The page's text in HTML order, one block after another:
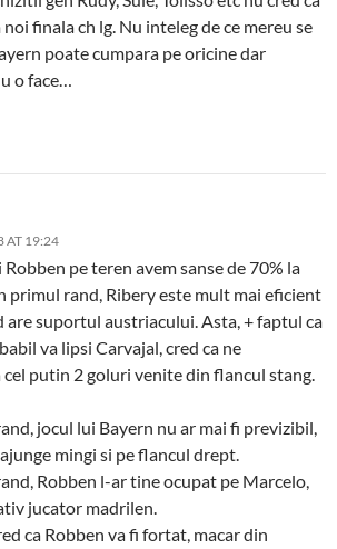
finala ch lg. Nu inteleg de ce mereu se
poate cumpara pe oricine dar
o face…
AT 19:24
Robben pe teren avem sanse de 70% la
primul rand, Ribery este mult mai eficient
are suportul austriacului. Asta, + faptul ca
va lipsi Carvajal, cred ca ne
cel putin 2 goluri venite din flancul stang.
jocul lui Bayern nu ar mai fi previzibil,
mingi si pe flancul drept.
Robben l-ar tine ocupat pe Marcelo,
jucator madrilen.
ca Robben va fi fortat, macar din